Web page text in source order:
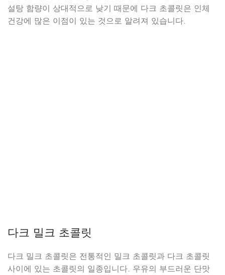
설탕 함량이 상대적으로 낮기 때문에 다크 초콜릿은 인체
건강에 많은 이점이 있는 것으로 알려져 있습니다.
다크 밀크 초콜릿
다크 밀크 초콜릿은 전통적인 밀크 초콜릿과 다크 초콜릿
사이에 있는 초콜릿의 일종입니다. 우유의 부드러운 단맛